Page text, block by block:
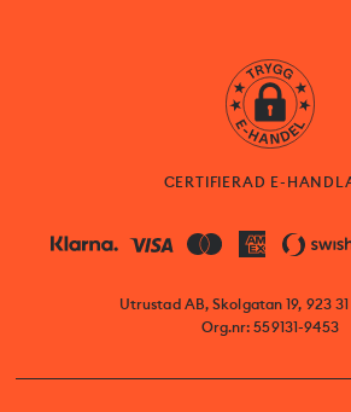
CERTIFIERAD E-
Utrustad AB, Skolgatan 19, 923
Org.nr: 559131-9453